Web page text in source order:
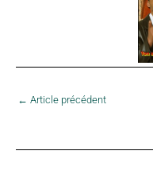
← Article précédent